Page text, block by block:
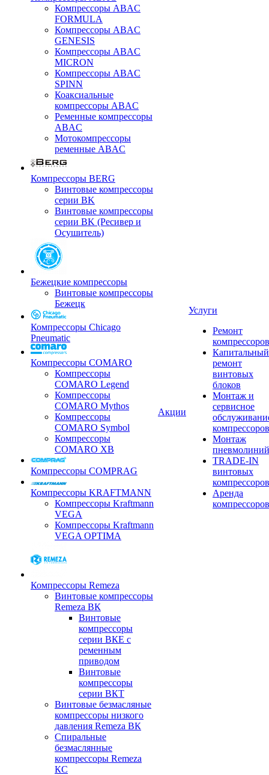
Компрессоры ABAC
FORMULA
Компрессоры ABAC
GENESIS
Компрессоры ABAC
MICRON
Компрессоры ABAC
SPINN
Коаксиальные
компрессоры ABAC
Ременные компрессоры
ABAC
Мотокомпрессоры
ременные ABAC
Компрессоры BERG
Винтовые компрессоры
серии BK
Винтовые компрессоры
серии BK (Ресивер и
Осушитель)
Бежецкие компрессоры
Винтовые компрессоры
Бежецк
Компрессоры Chicago
Pneumatic
Компрессоры COMARO
Компрессоры
COMARO Legend
Компрессоры
COMARO Mythos
Компрессоры
COMARO Symbol
Компрессоры
COMARO XB
Компрессоры COMPRAG
Компрессоры KRAFTMANN
Компрессоры Kraftmann
VEGA
Компрессоры Kraftmann
VEGA OPTIMA
Компрессоры Remeza
Винтовые компрессоры
Remeza ВК
Винтовые
компрессоры
серии ВКЕ с
ременным
приводом
Винтовые
компрессоры
серии ВКТ
Винтовые безмасляные
компрессоры низкого
давления Remeza ВК
Спиральные
безмаслянные
компрессоры Remeza
КС
Акции
Услуги
Ремонт
компрессоров
Капитальный
ремонт
винтовых
блоков
Монтаж и
сервисное
компрессоров
Монтаж
пневмолиний
TRADE-IN
винтовых
компрессоров
Аренда
компрессоров